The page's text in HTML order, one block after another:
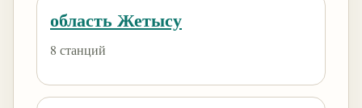
область Жетысу
8 станций